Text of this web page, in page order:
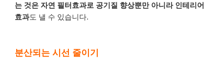
는 것은 자연 필터효과로 공기질 향상뿐만 아니라 인테리어
효과도 낼 수 있습니다.
분산되는 시선 줄이기